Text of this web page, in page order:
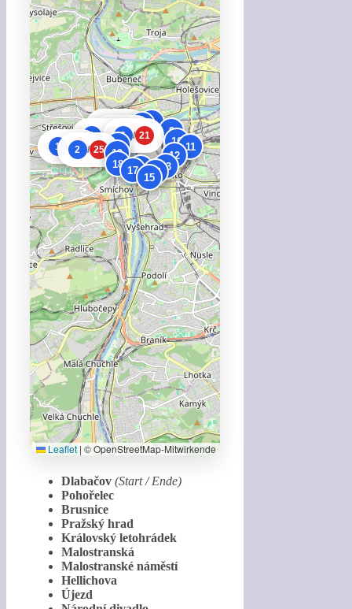
1 / 26
2 / 25
3 / 24
/ 23
5 / 22
6 / 21
7 8
9
10 11
12
13
14
15
16
17
18
19
20
Leaflet | © OpenStreetMap-Mitwirkende
Dlabačov (Start / Ende)
Pohořelec
Brusnice
Pražský hrad
Královský letohrádek
Malostranská
Malostranské náměstí
Hellichova
Újezd